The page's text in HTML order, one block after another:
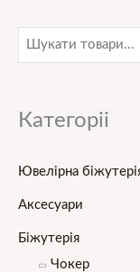
Категоріі
Ювелірна
Аксесуари
Біжутерія
Чокер